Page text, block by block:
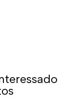
diário em
específica do